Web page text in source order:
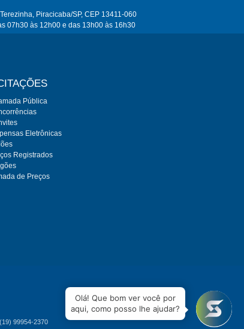
Piracicaba/SP, CEP 13411-060
07h30 às 12h00 e das 13h00 às 16h30
Pública
Eletrônicas
Registrados
de Preços
99954-2370
Olá! Que bom ver você por
aqui, como posso lhe ajudar?